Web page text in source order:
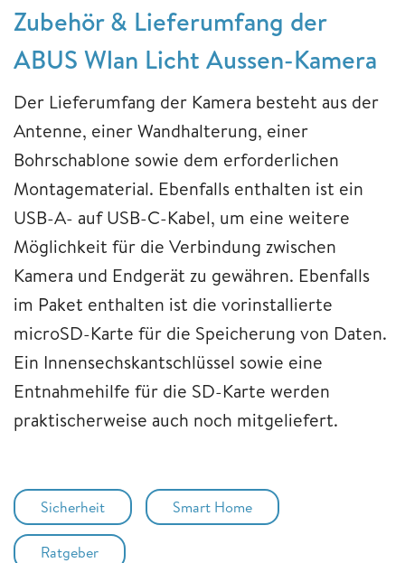
Zubehör & Lieferumfang der
ABUS Wlan Licht Aussen-Kamera
Der Lieferumfang der Kamera besteht aus der
Antenne, einer Wandhalterung, einer
Bohrschablone sowie dem erforderlichen
Montagematerial. Ebenfalls enthalten ist ein
USB-A- auf USB-C-Kabel, um eine weitere
Möglichkeit für die Verbindung zwischen
Kamera und Endgerät zu gewähren. Ebenfalls
im Paket enthalten ist die vorinstallierte
microSD-Karte für die Speicherung von Daten.
Ein Innensechskantschlüssel sowie eine
Entnahmehilfe für die SD-Karte werden
praktischerweise auch noch mitgeliefert.
Sicherheit Smart Home
Ratgeber